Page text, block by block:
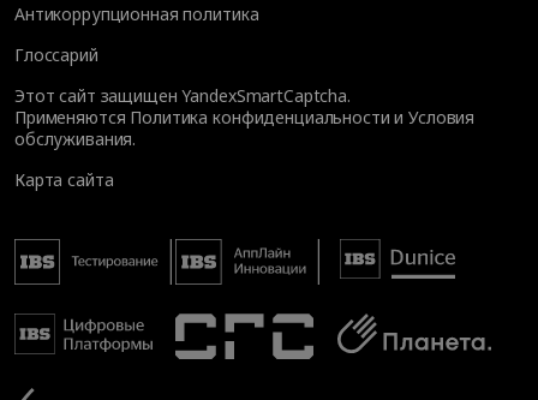
Антикоррупционная политика
Глоссарий
Этот сайт защищен YandexSmartCaptcha.
Применяются Политика конфиденциальности иУсловия
обслуживания.
Карта сайта